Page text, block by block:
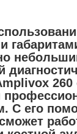
260
С его